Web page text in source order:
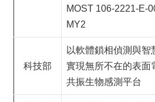
MOST 106-2221-E-
MY2
科技部
以軟體鎖相偵測與智
實現無所不在的表面
共振生物感測平台